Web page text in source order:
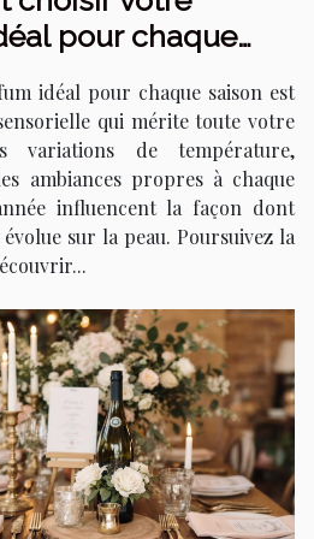
pour chaque
idéal pour chaque saison est
qui mérite toute votre
variations de température,
ambiances propres à chaque
influencent la façon dont
sur la peau. Poursuivez la